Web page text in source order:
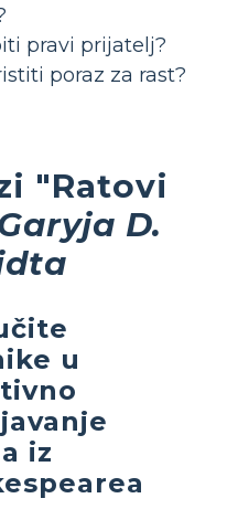
pravi prijatelj?
poraz za rast?
"Ratovi
D.
u
iz